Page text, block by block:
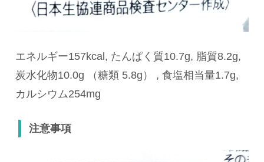
エネルギー157kcal, たんぱく質10.7g, 脂質8.2g,
炭水化物10.0g （糖類 5.8g） , 食塩相当量1.7g,
カルシウム254mg
注意事項